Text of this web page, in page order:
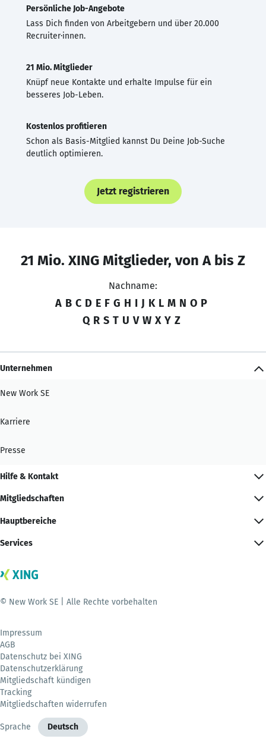
Persönliche Job-Angebote
Lass Dich finden von Arbeitgebern und über 20.000
Recruiter·innen.
21 Mio. Mitglieder
Knüpf neue Kontakte und erhalte Impulse für ein
besseres Job-Leben.
Kostenlos profitieren
Schon als Basis-Mitglied kannst Du Deine Job-Suche
deutlich optimieren.
Jetzt registrieren
21 Mio. XING Mitglieder, von A bis Z
Nachname:
A B C D E F G H I J K L M N O P
Q R S T U V W X Y Z
Unternehmen
New Work SE
Karriere
Presse
Hilfe & Kontakt
Mitgliedschaften
Hauptbereiche
Services
© New Work SE | Alle Rechte vorbehalten
Impressum
AGB
Datenschutz bei XING
Datenschutzerklärung
Mitgliedschaft kündigen
Tracking
Mitgliedschaften widerrufen
Sprache Deutsch